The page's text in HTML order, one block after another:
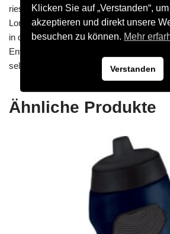
riesiege Farb- und Größenauswahl. In
Longsleeve für Kinder in den Größen
in den Größen S – XXL im JAKO
Entdecke jetzt die funkionelle Underwear
selbst.
Ähnliche Produkte
Klicken Sie auf „Verstanden“,
akzeptieren und direkt unsere
besuchen zu können. Mehr
Verstanden